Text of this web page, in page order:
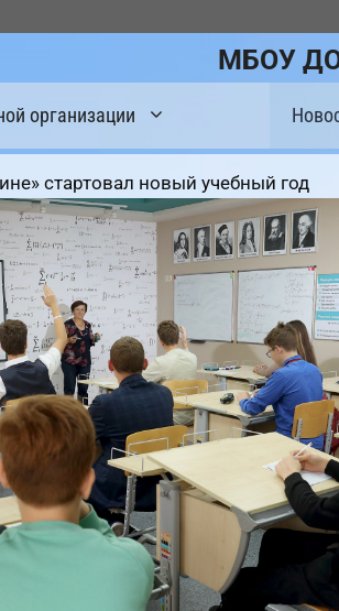
МБОУ
организации
стартовал новый учебный год